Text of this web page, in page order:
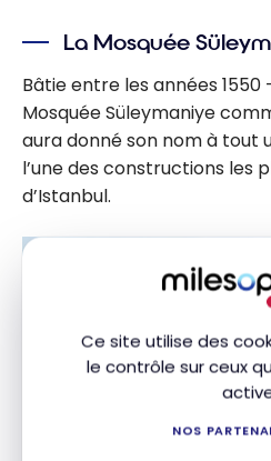
Ce site utilise des
le contrôle sur ceux
NOS
La Mosquée
Bâtie entre les années 1550
Mosquée Süleymaniye
aura donné son nom à tout
l’une des constructions les
d’Istanbul.